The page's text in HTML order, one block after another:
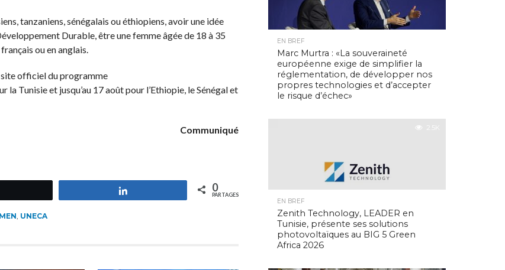
tanzaniens, sénégalais ou éthiopiens, avoir une idée
Durable, être une femme âgée de 18 à 35
ou en anglais.
site officiel du programme
la Tunisie et jusqu’au 17 août pour l’Ethiopie, le Sénégal et
Communiqué
0
PARTAGES
, UNECA
EN BREF
Marc Murtra : «La souveraineté
européenne exige de simplifier la
réglementation, de développer nos
propres technologies et d’accepter
le risque d’échec»
2.5K
EN BREF
Zenith Technology, LEADER en
Tunisie, présente ses solutions
photovoltaïques au BIG 5 Green
Africa 2026